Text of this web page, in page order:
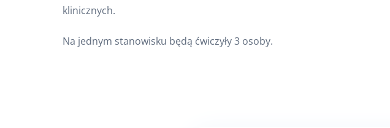
klinicznych.
Na jednym stanowisku będą ćwiczyły 3 osoby.